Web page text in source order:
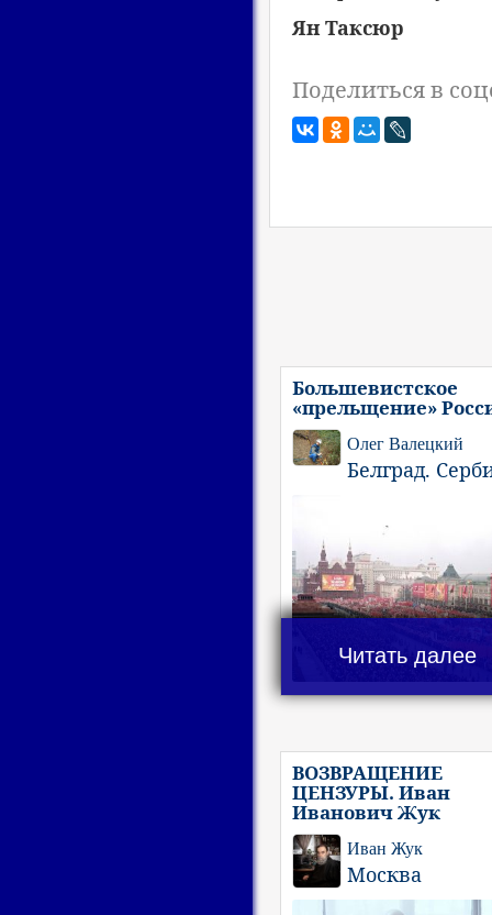
Ян Таксюр
Поделиться в
Большевистское
«прельщение»
Олег Валецкий
Белград.
Читать далее
ВОЗВРАЩЕНИЕ
ЦЕНЗУРЫ. Иван
Иванович Жук
Иван Жук
Москва